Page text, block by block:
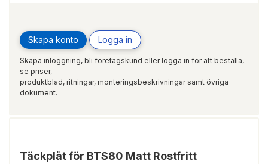
Skapa konto Logga in
Skapa inloggning, bli företagskund eller logga in för att beställa,
se priser,
produktblad, ritningar, monteringsbeskrivningar samt övriga
dokument.
Täckplåt för BTS80 Matt Rostfritt